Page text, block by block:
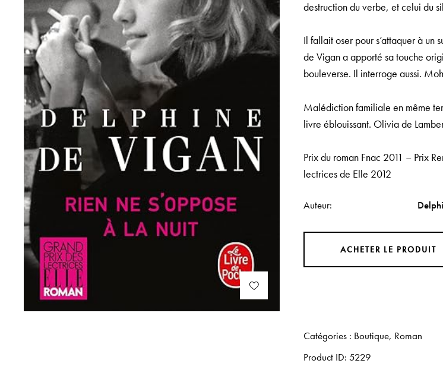
destruction du verbe, et celui du
Il fallait oser pour s’attaquer à un
de Vigan a apporté sa touche
bouleverse. Il interroge aussi.
Malédiction familiale en même
livre éblouissant. Olivia de
Prix du roman Fnac 2011 – Prix
lectrices de Elle 2012
Auteur
ACHETER LE PRODUIT
Catégories : Boutique, Roman
Product ID:5229